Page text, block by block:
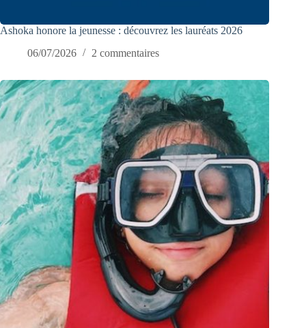
Ashoka honore la jeunesse : découvrez les lauréats 2026
06/07/2026
2 commentaires